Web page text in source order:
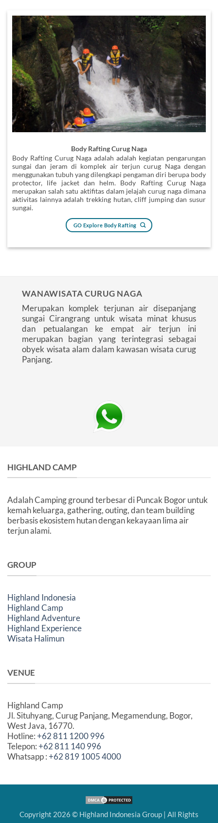
Body Rafting Curug Naga
Body Rafting Curug Naga adalah adalah kegiatan pengarungan
sungai dan jeram di komplek air terjun curug Naga dengan
menggunakan tubuh yang dilengkapi pengaman diri berupa body
protector, life jacket dan helm. Body Rafting Curug Naga
merupakan salah satu aktifitas dalam jelajah curug naga dimana
aktivitas lainnya adalah trekking hutan, cliff jumping dan susur
sungai.
GO Explore Body Rafting
WANAWISATA CURUG NAGA
Merupakan komplek terjunan air disepanjang
sungai Cirangrang untuk wisata minat khusus
dan petualangan ke empat air terjun ini
merupakan bagian yang terintegrasi sebagai
obyek wisata alam dalam kawasan wisata curug
Panjang.
HIGHLAND CAMP
Adalah Camping ground terbesar di Puncak Bogor untuk
kemah keluarga, gathering, outing, dan team building
berbasis ekosistem hutan dengan kekayaan lima air
terjun alami.
GROUP
Highland Indonesia
Highland Camp
Highland Adventure
Highland Experience
Wisata Halimun
VENUE
Highland Camp
Jl. Situhyang, Curug Panjang, Megamendung, Bogor,
West Java, 16770.
Hotline:+62 811 1200 996
Telepon:+62 811 140 996
Whatsapp :+62 819 1005 4000
Copyright 2026 © Highland Indonesia Group | All Rights